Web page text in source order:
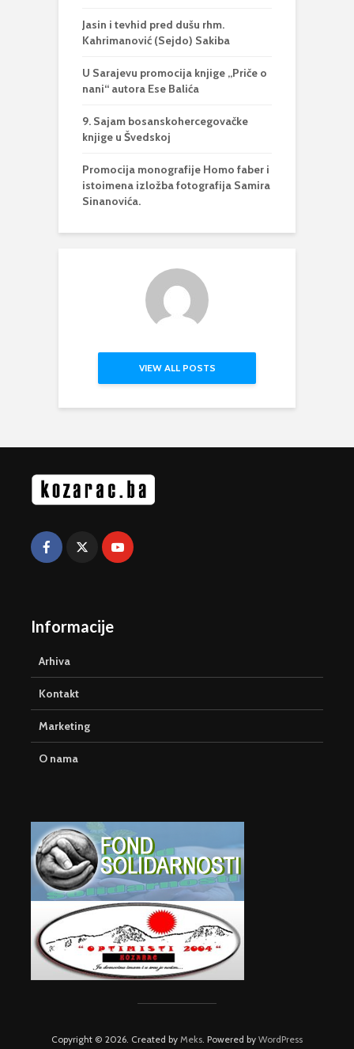
Jasin i tevhid pred dušu rhm.
Kahrimanović (Sejdo) Sakiba
U Sarajevu promocija knjige „Priče o
nani“ autora Ese Balića
9. Sajam bosanskohercegovačke
knjige u Švedskoj
Promocija monografije Homo faber i
istoimena izložba fotografija Samira
Sinanovića.
VIEW ALL POSTS
Informacije
Arhiva
Kontakt
Marketing
O nama
Copyright © 2026. Created by Meks . Powered by WordPress